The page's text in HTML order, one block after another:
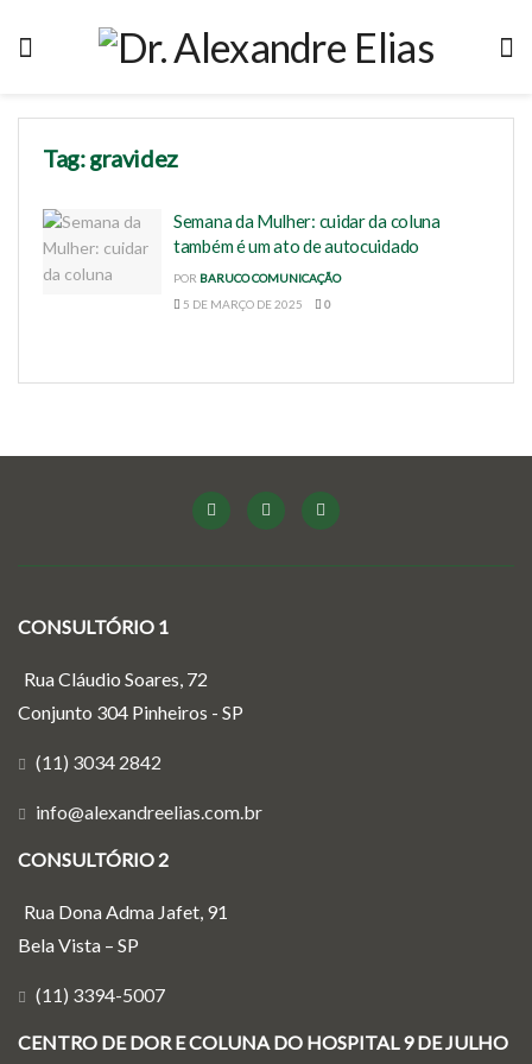
Tag:gravidez
Semana da Mulher: cuidar da coluna
também é um ato de autocuidado
POR BARUCO COMUNICAÇÃO
5 DE MARÇO DE 2025
0
CONSULTÓRIO 1
Rua Cláudio Soares, 72
Conjunto 304 Pinheiros - SP
(11) 3034 2842
info@alexandreelias.com.br
CONSULTÓRIO 2
Rua Dona Adma Jafet, 91
Bela Vista – SP
(11) 3394-5007
CENTRO DE DOR E COLUNA DO HOSPITAL 9 DE JULHO